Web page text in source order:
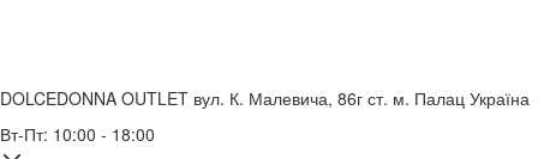
DOLCEDONNA OUTLET вул. К. Малевича, 86г ст. м. Палац Україна
Вт-Пт: 10:00 - 18:00